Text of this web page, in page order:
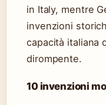
in Italy, mentre
invenzioni
capacità italiana
dirompente.
10 invenzioni